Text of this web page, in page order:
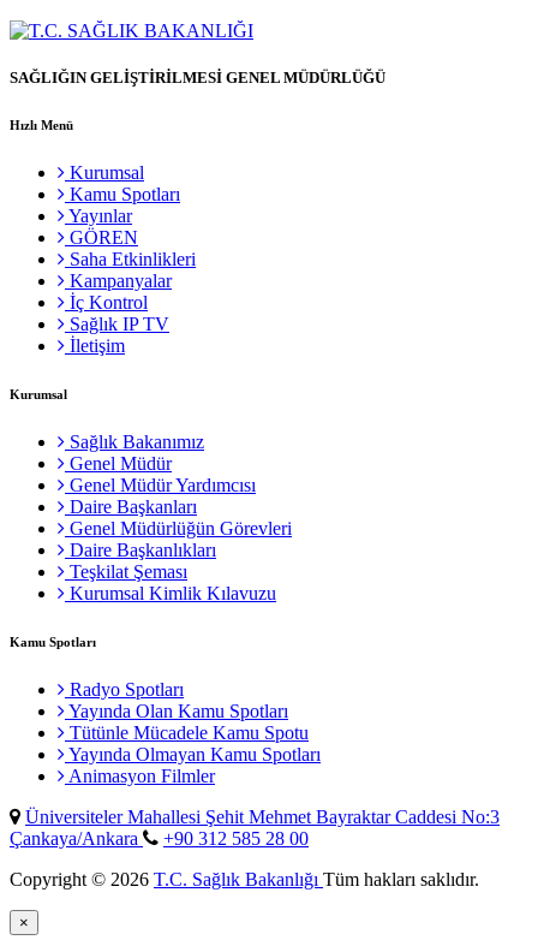
SAĞLIĞIN GELİŞTİRİLMESİ GENEL MÜDÜRLÜĞÜ
Hızlı Menü
Kurumsal
Kamu Spotları
Yayınlar
GÖREN
Saha Etkinlikleri
Kampanyalar
İç Kontrol
Sağlık IP TV
İletişim
Kurumsal
Sağlık Bakanımız
Genel Müdür
Genel Müdür Yardımcısı
Daire Başkanları
Genel Müdürlüğün Görevleri
Daire Başkanlıkları
Teşkilat Şeması
Kurumsal Kimlik Kılavuzu
Kamu Spotları
Radyo Spotları
Yayında Olan Kamu Spotları
Tütünle Mücadele Kamu Spotu
Yayında Olmayan Kamu Spotları
Animasyon Filmler
Üniversiteler Mahallesi Şehit Mehmet Bayraktar Caddesi No:3
Çankaya/Ankara
+90 312 585 28 00
Copyright © 2026 T.C. Sağlık Bakanlığı Tüm hakları saklıdır.
×